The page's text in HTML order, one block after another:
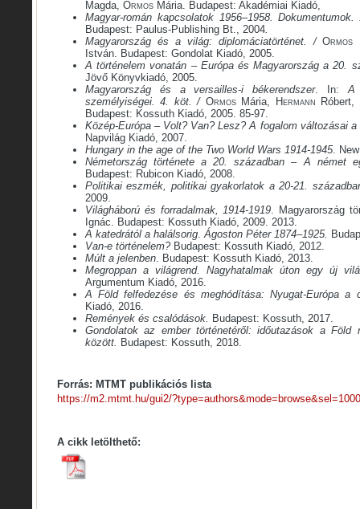
Magda, Ormos Mária. Budapest: Akadémiai Kiadó,
Magyar-román kapcsolatok 1956–1958.
Budapest: Paulus-Publishing Bt., 2004.
Magyarország és a világ: diplomáciatörténet. /Ormos
István. Budapest: Gondolat Kiadó, 2005.
A történelem vonatán – Európa és Magyarország a 20.
Jövő Könyvkiadó, 2005.
Magyarország és a versailles-i békerendszer. In:A
személyiségei. 4. köt. / OrmosMária, Hermann Róbert,
Budapest: Kossuth Kiadó, 2005. 85-97.
Közép-Európa – Volt? Van? Lesz? A fogalom változásai
Napvilág Kiadó, 2007.
Hungary in the age of the Two World Wars 1914-1945.
Németország története a 20. században – A német
Budapest: Rubicon Kiadó, 2008.
Politikai eszmék, politikai gyakorlatok a 20-21.
2009.
Világháború és forradalmak, 1914-1919. Magyarország
Ignác. Budapest: Kossuth Kiadó, 2009. 2013.
A katedrától a halálsorig.Ágoston Péter 1874–1925.
Van-e történelem?Budapest: Kossuth Kiadó, 2012.
Múlt a jelenben. Budapest: Kossuth Kiadó, 2013.
Megroppan a világrend. Nagyhatalmak úton egy új
Argumentum Kiadó, 2016.
A Föld felfedezése és meghódítása: Nyugat-Európa a
Kiadó, 2016.
Remények és csalódások. Budapest: Kossuth, 2017.
Gondolatok az ember történetéről: időutazások a Föld
között. Budapest: Kossuth, 2018.
Forrás: MTMT publikációs lista
https://m2.mtmt.hu/gui2/
A cikk letölthető: